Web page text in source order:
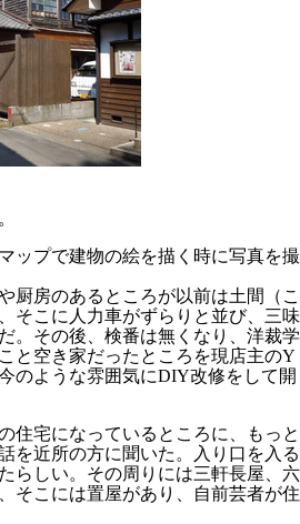
ップで建物の絵を描く時に写真を撮
厨房のあるところが以前は土間（こ
そこに人力車がずらりと並び、三味
。その後、検番は無くなり、洋裁学
と空き家だったところを現店主のY
のような雰囲気にDIY改修をして開
住宅になっているところに、もっと
を近所の方に聞いた。入り口を入る
らしい。その周りには三軒長屋、六
そこには置屋があり、自前芸者が住